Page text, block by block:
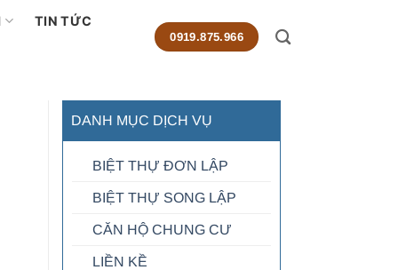
TIN TỨC
0919.875.966
DANH MỤC DỊCH VỤ
BIỆT THỰ ĐƠN LẬP
BIỆT THỰ SONG LẬP
CĂN HỘ CHUNG CƯ
LIỀN KỀ